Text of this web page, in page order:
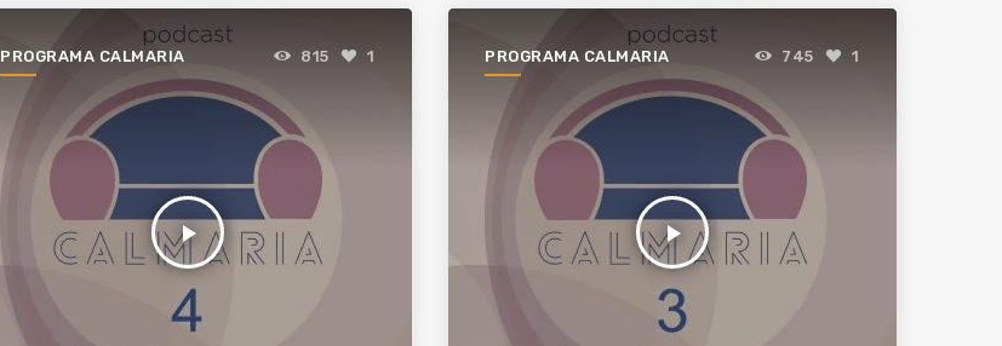
PROGRAMA CALMARIA
play_arrow
815 1 PROGRAMA CALMARIA
play_arrow
745 1